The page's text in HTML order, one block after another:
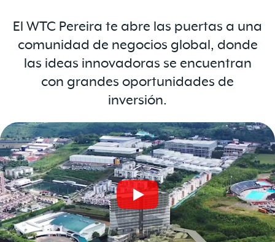
El WTC Pereira te abre las puertas a una
comunidad de negocios global, donde
las ideas innovadoras se encuentran
con grandes oportunidades de
inversión.